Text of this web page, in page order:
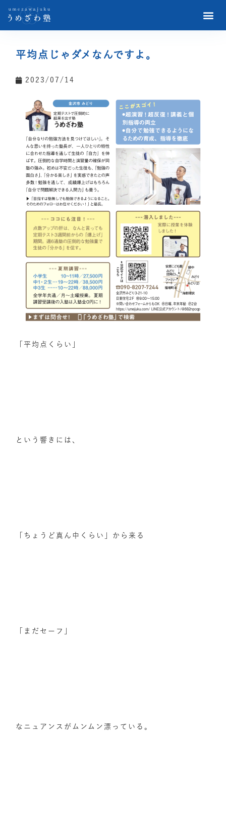
平均点じゃダメなんですよ。
2023/07/14
「平均点くらい」
という響きには、
「ちょうど真ん中くらい」から来る
「まだセーフ」
なニュアンスがムンムン漂っている。